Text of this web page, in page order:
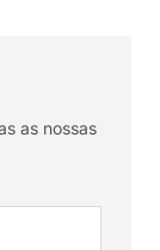
as nossas